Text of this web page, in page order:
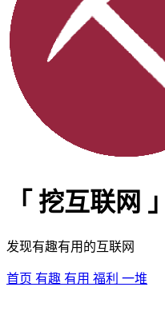
「 挖互联网 」
发现有趣有用的互联网
首页 有趣 有用 福利 一堆